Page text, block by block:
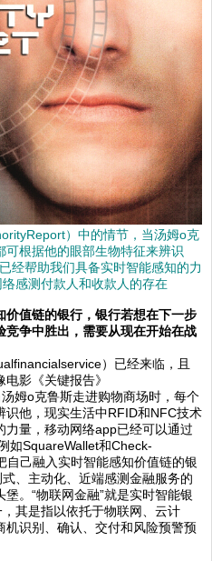
）中的情节，当汤姆o克
根据他的眼部生物特征来辨识
经帮助我们具备实时智能感知的力
感测付款人和收款人的存在
值链的银行，银行若想在下一步
争中胜出，需要从现在开始在战
）已经来临，且
影《关键报告》
姆o克鲁斯走进购物商场时，每个
识他，现实生活中RFID和NFC技术
量，移动网络app已经可以通过
如SquareWallet和Check-
自己融入实时智能感知价值链的银
、主动化、近端感测金融服务的
。“物联网金融”就是实时智能银
其是指以依托于物联网、云计
识别、确认、交付和风险预警预